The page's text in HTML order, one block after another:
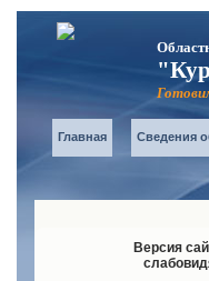
Главная Сведения
Версия